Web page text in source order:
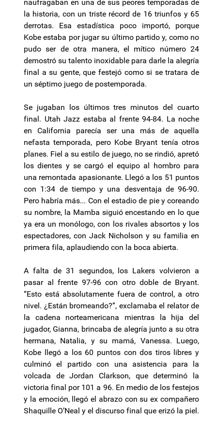
naufragaban en una de sus peores temporadas de
la historia, con un triste récord de 16 triunfos y 65
derrotas. Esa estadística poco importó, porque
Kobe estaba por jugar su último partido y, como no
pudo ser de otra manera, el mítico número 24
demostró su talento inoxidable para darle la alegría
final a su gente, que festejó como si se tratara de
un séptimo juego de postemporada.
Se jugaban los últimos tres minutos del cuarto
final. Utah Jazz estaba al frente 94-84. La noche
en California parecía ser una más de aquella
nefasta temporada, pero Kobe Bryant tenía otros
planes. Fiel a su estilo de juego, no se rindió, apretó
los dientes y se cargó el equipo al hombro para
una remontada apasionante. Llegó a los 51 puntos
con 1:34 de tiempo y una desventaja de 96-90.
Pero habría más... Con el estadio de pie y coreando
su nombre, la Mamba siguió encestando en lo que
ya era un monólogo, con los rivales absortos y los
espectadores, con Jack Nicholson y su familia en
primera fila, aplaudiendo con la boca abierta.
A falta de 31 segundos, los Lakers volvieron a
pasar al frente 97-96 con otro doble de Bryant.
“Esto está absolutamente fuera de control, a otro
nivel. ¿Están bromeando?”, exclamaba el relator de
la cadena norteamericana mientras la hija del
jugador, Gianna, brincaba de alegría junto a su otra
hermana, Natalia, y su mamá, Vanessa. Luego,
Kobe llegó a los 60 puntos con dos tiros libres y
culminó el partido con una asistencia para la
volcada de Jordan Clarkson, que determinó la
victoria final por 101 a 96. En medio de los festejos
y la emoción, llegó el abrazo con su ex compañero
Shaquille O’Neal y el discurso final que erizó la piel.